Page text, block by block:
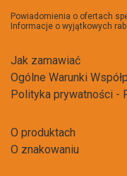
Powiadomienia o ofertach
Informacje o wyjątkowych
Jak zamawiać
Ogólne Warunki
Polityka prywatności -
O produktach
O znakowaniu